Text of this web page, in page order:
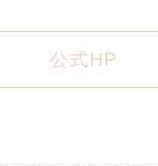
公式HP